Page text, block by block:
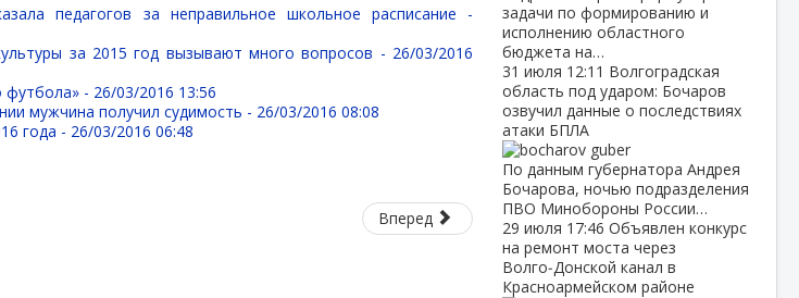
педагогов за неправильное школьное расписание -
за 2015 год вызывают много вопросов - 26/03/2016
футбола» - 26/03/2016 13:56
мужчина получил судимость - 26/03/2016 08:08
года - 26/03/2016 06:48
Вперед
задачи по формированию и
исполнению областного
бюджета на…
31 июля 12:11 Волгоградская
область под ударом: Бочаров
озвучил данные о последствиях
атаки БПЛА
По данным губернатора Андрея
Бочарова, ночью подразделения
ПВО Минобороны России…
29 июля 17:46 Объявлен конкурс
на ремонт моста через
Волго‑Донской канал в
Красноармейском районе